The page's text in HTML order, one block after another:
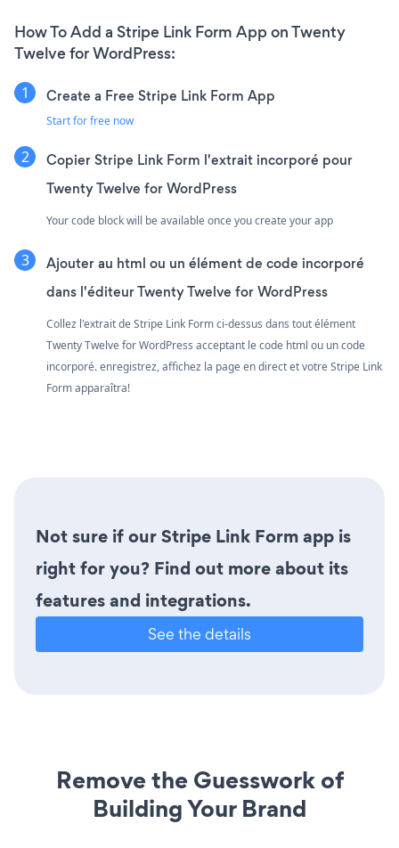
How To Add a Stripe Link Form App on Twenty
Twelve for WordPress:
Create a Free Stripe Link Form App
Start for free now
Copier Stripe Link Form l'extrait incorporé pour
Twenty Twelve for WordPress
Your code block will be available once you create your app
Ajouter au html ou un élément de code incorporé
dans l'éditeur Twenty Twelve for WordPress
Collez l'extrait de Stripe Link Form ci-dessus dans tout élément
Twenty Twelve for WordPress acceptant le code html ou un code
incorporé. enregistrez, affichez la page en direct et votre Stripe Link
Form apparaîtra!
Not sure if our Stripe Link Form app is
right for you? Find out more about its
features and integrations.
See the details
Remove the Guesswork of
Building Your Brand